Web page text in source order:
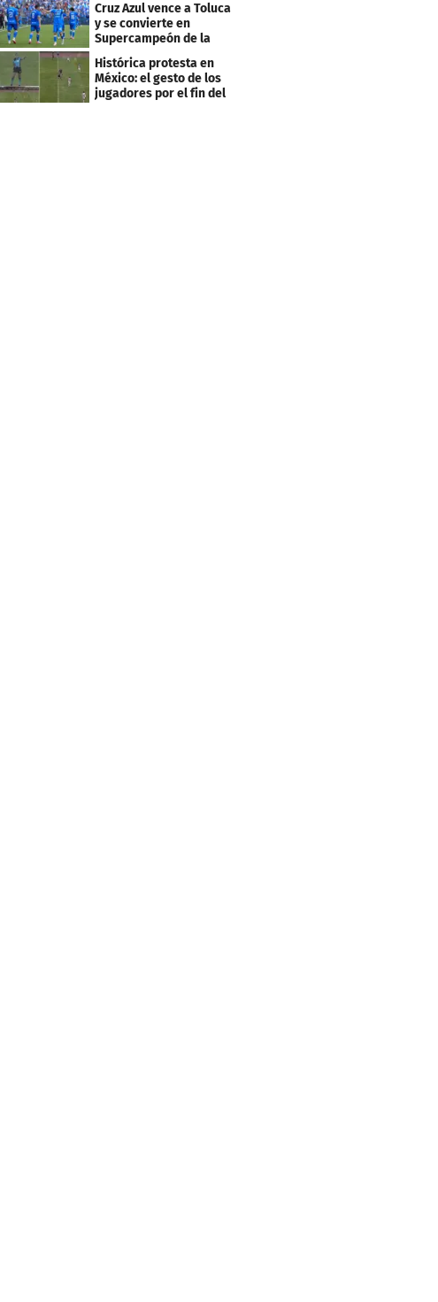
Cruz Azul vence a Toluca
y se convierte en
Supercampeón de la
Liga mexicana
Histórica protesta en
México: el gesto de los
jugadores por el fin del